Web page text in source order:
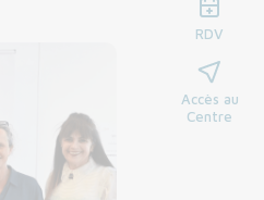
RDV
Accès au
Centre